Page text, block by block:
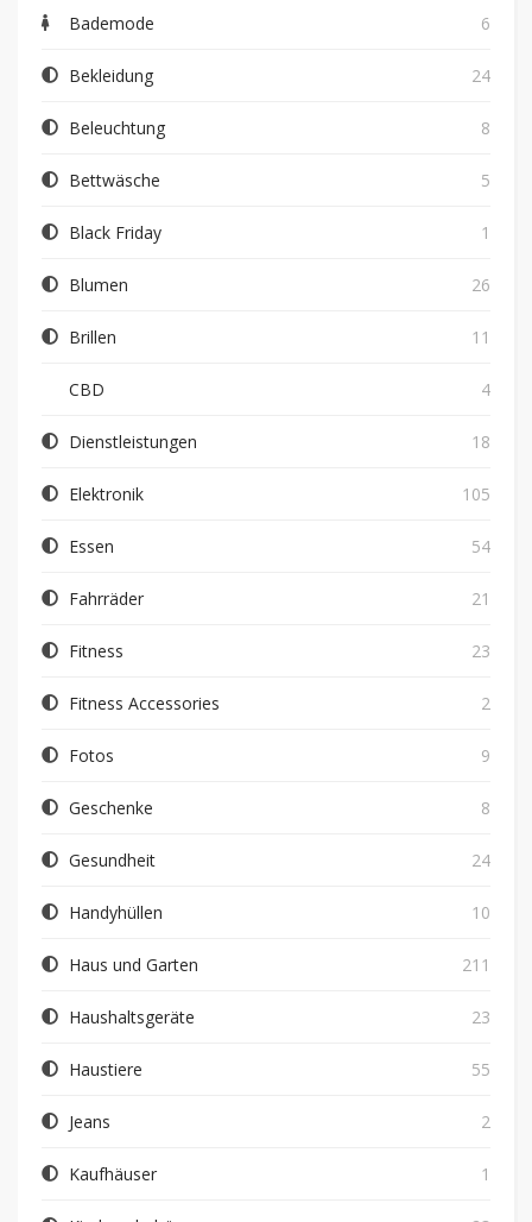
Bademode 6
Bekleidung 24
Beleuchtung 8
Bettwäsche 5
Black Friday 1
Blumen 26
Brillen 11
CBD 4
Dienstleistungen 18
Elektronik 105
Essen 54
Fahrräder 21
Fitness 23
Fitness Accessories 2
Fotos 9
Geschenke 8
Gesundheit 24
Handyhüllen 10
Haus und Garten 211
Haushaltsgeräte 23
Haustiere 55
Jeans 2
Kaufhäuser 1